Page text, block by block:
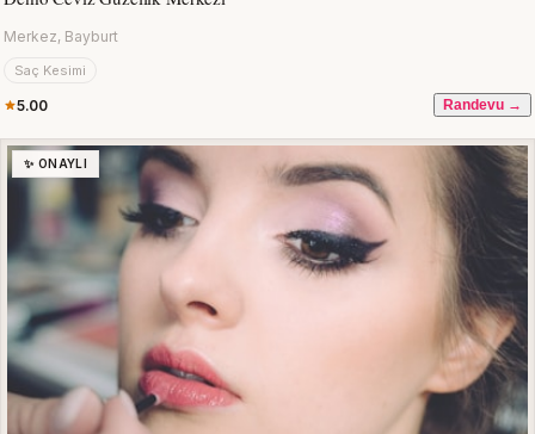
Merkez, Bayburt
Saç Kesimi
5.00 Randevu →
✨ ONAYLI